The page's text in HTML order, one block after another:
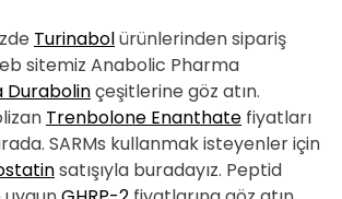
Turinabolürünlerinden sipariş
sitemiz Anabolic Pharma
Durabolinçeşitlerine göz atın.
Trenbolone Enanthate fiyatları
SARMs kullanmak isteyenler için
satışıyla buradayız. Peptid